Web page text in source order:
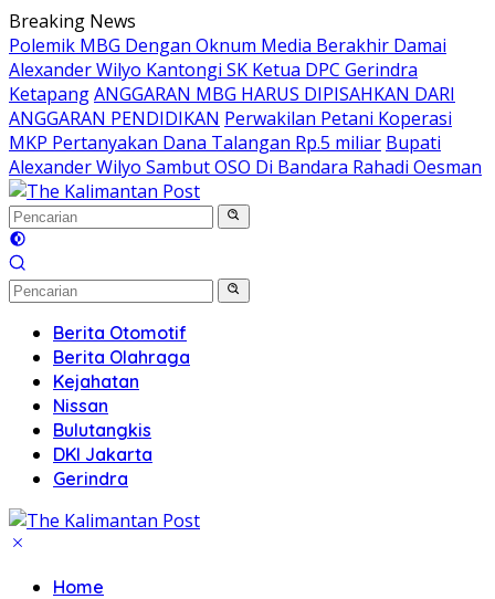
Langsung
ke
konten
Breaking News
Polemik MBG Dengan Oknum Media Berakhir Damai
Alexander Wilyo Kantongi SK Ketua DPC Gerindra
KetapangANGGARAN MBG HARUS DIPISAHKAN DARI
ANGGARAN PENDIDIKAN Perwakilan Petani Koperasi
MKP Pertanyakan Dana Talangan Rp.5 miliar Bupati
Alexander Wilyo Sambut OSO Di Bandara Rahadi Oesman
Berita Otomotif
Berita Olahraga
Kejahatan
Nissan
Bulutangkis
DKI Jakarta
Gerindra
Home